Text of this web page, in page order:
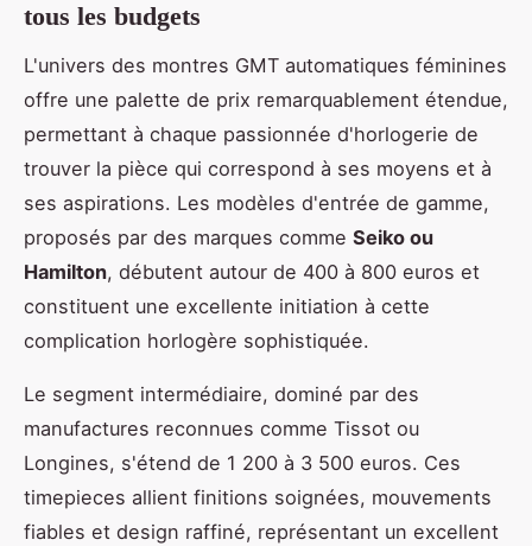
tous les budgets
L'univers des montres GMT automatiques féminines
offre une palette de prix remarquablement étendue,
permettant à chaque passionnée d'horlogerie de
trouver la pièce qui correspond à ses moyens et à
ses aspirations. Les modèles d'entrée de gamme,
proposés par des marques comme Seiko ou
Hamilton, débutent autour de 400 à 800 euros et
constituent une excellente initiation à cette
complication horlogère sophistiquée.
Le segment intermédiaire, dominé par des
manufactures reconnues comme Tissot ou
Longines, s'étend de 1 200 à 3 500 euros. Ces
timepieces allient finitions soignées, mouvements
fiables et design raffiné, représentant un excellent